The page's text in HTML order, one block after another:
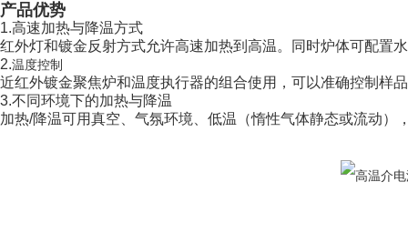
产品优势
1.高速加热与降温方式
红外灯和镀金反射方式允许高速加热到高温。同时炉体可配置
2.温度控制
近红外镀金聚焦炉和温度执行器的组合使用，可以准确控制样
3.不同环境下的加热与降温
加热/降温可用真空、气氛环境、低温（惰性气体静态或流动